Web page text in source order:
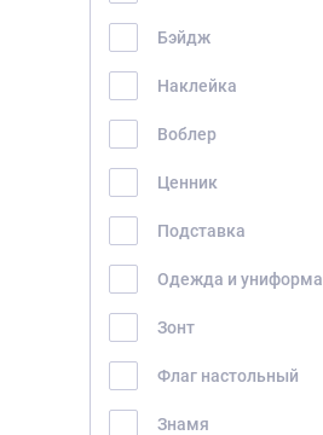
Бэйдж
Наклейка
Воблер
Ценник
Подставка
Одежда и униформа
Зонт
Флаг настольный
Знамя